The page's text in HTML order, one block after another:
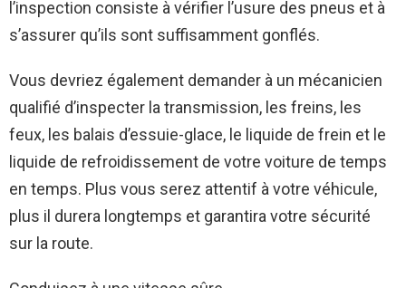
l’inspection consiste à vérifier l’usure des pneus et à
s’assurer qu’ils sont suffisamment gonflés.
Vous devriez également demander à un mécanicien
qualifié d’inspecter la transmission, les freins, les
feux, les balais d’essuie-glace, le liquide de frein et le
liquide de refroidissement de votre voiture de temps
en temps. Plus vous serez attentif à votre véhicule,
plus il durera longtemps et garantira votre sécurité
sur la route.